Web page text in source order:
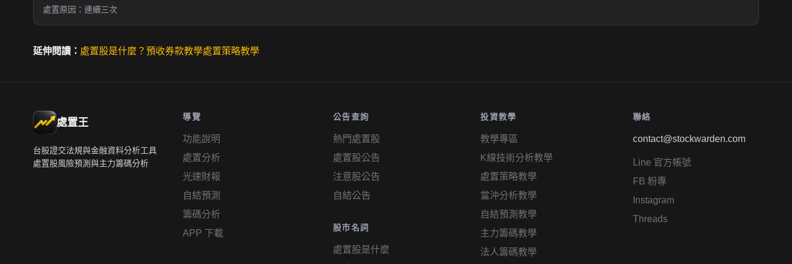
處置原因：連續三次
延伸閱讀： 處置股是什麼？ 預收券款教學處置策略教學
處置王
台股證交法規與金融資料分析工具
處置股風險預測與主力籌碼分析
導覽
功能說明
處置分析
光速財報
自結預測
籌碼分析
APP 下載
公告查詢
熱門處置股
處置股公告
注意股公告
自結公告
股市名詞
處置股是什麼
投資教學
教學專區
K線技術分析教學
處置策略教學
當沖分析教學
自結預測教學
主力籌碼教學
法人籌碼教學
聯絡
contact@stockwarden.com
Line 官方帳號
FB 粉專
Instagram
Threads